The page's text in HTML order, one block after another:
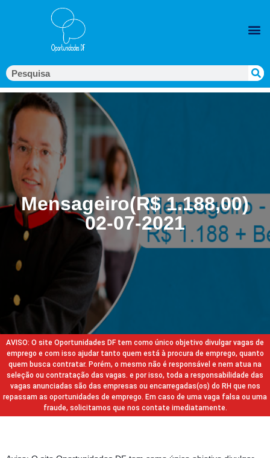
Mensageiro(R$ 1.188,00)
02-07-2021
AVISO: O site Oportunidades DF tem como único objetivo divulgar vagas de
emprego e com isso ajudar tanto quem está à procura de emprego, quanto
quem busca contratar. Porém, o mesmo não é responsável e nem atua na
seleção ou contratação das vagas. e por isso, toda a responsabilidade das
vagas anunciadas são das empresas ou encarregadas(os) do RH que nos
repassam as oportunidades de emprego. Em caso de uma vaga falsa ou uma
fraude, solicitamos que nos contate imediatamente.